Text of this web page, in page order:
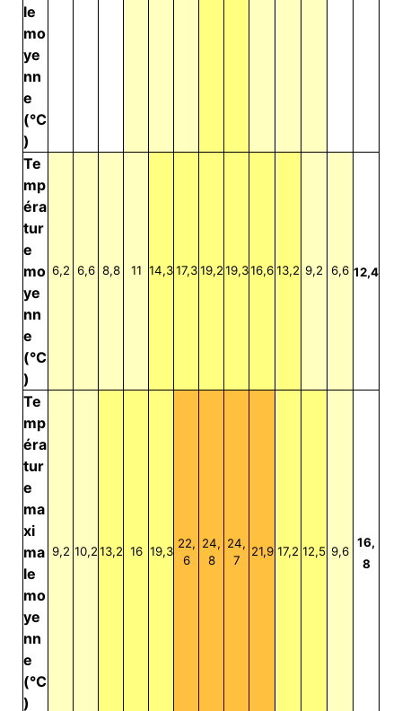
le
mo
ye
nn
e
(°C
)
Te
mp
éra
tur
e
mo
ye
nn
e
(°C
)
6,2 6,6 8,8 11 14,317,3 19,219,316,613,2 9,2 6,6 12,4
Te
mp
éra
tur
e
ma
xi
ma
le
mo
ye
nn
e
(°C
)
9,2 10,213,2 16 19,3
22,
6
24,
8
24,
7
21,9 17,2 12,5 9,6
16,
8